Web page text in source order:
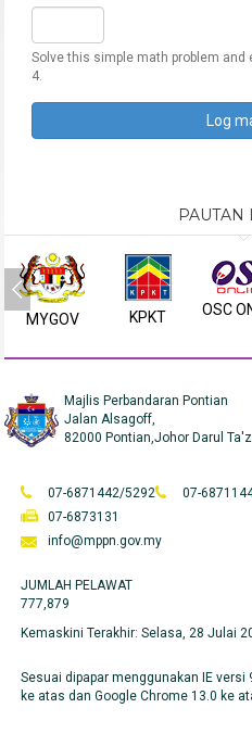
Solve this simple math problem and
4.
PAUTAN
MYGOV KPKT OSC
Majlis Perbandaran Pontian
Jalan Alsagoff,
82000 Pontian,Johor Darul
07-6871442/5292
07-
07-6873131
info@mppn.gov.my
JUMLAH PELAWAT
777,879
Kemaskini Terakhir:Selasa, 28 Julai
Sesuai dipapar menggunakan IE
ke atas dan Google Chrome 13.0 ke